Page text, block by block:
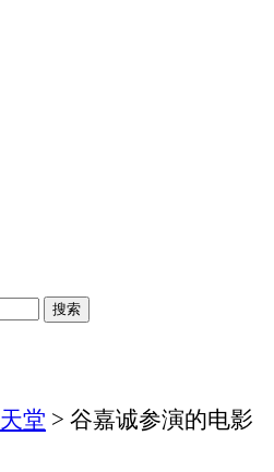
堂 > 谷嘉诚参演的电影